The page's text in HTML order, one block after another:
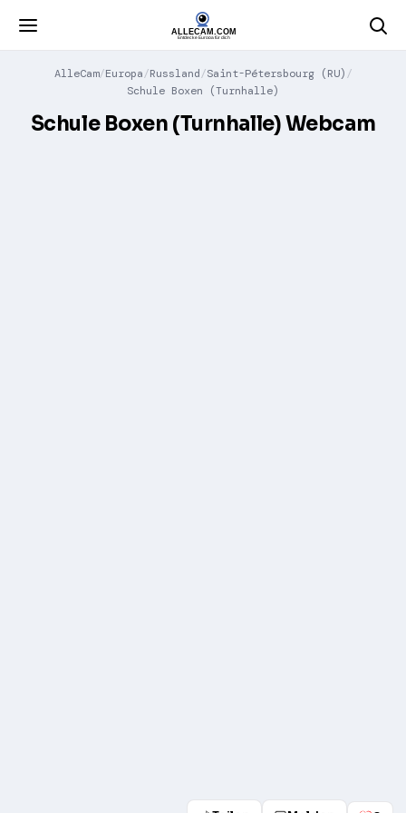
AlleCam Europa Russland Saint-Pétersbourg (RU)
Schule Boxen (Turnhalle)
Schule Boxen (Turnhalle) Webcam